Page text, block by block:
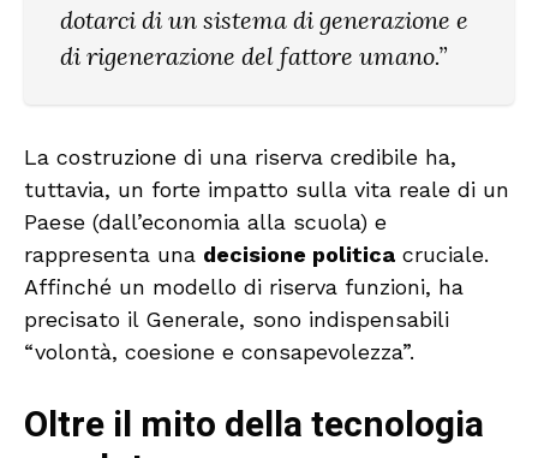
dotarci di un sistema di generazione e
di rigenerazione del fattore umano.”
La costruzione di una riserva credibile ha,
tuttavia, un forte impatto sulla vita reale di un
Paese (dall’economia alla scuola) e
rappresenta una decisione politica cruciale.
Affinché un modello di riserva funzioni, ha
precisato il Generale, sono indispensabili
“volontà, coesione e consapevolezza”.
Oltre il mito della tecnologia